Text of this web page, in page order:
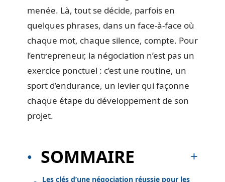
menée. Là, tout se décide, parfois en
quelques phrases, dans un face-à-face où
chaque mot, chaque silence, compte. Pour
l’entrepreneur, la négociation n’est pas un
exercice ponctuel : c’est une routine, un
sport d’endurance, un levier qui façonne
chaque étape du développement de son
projet.
SOMMAIRE
Les clés d’une négociation réussie pour les